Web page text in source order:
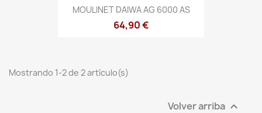
MOULINET DAIWA AG 6000 AS
64,90 €
Mostrando 1-2 de 2 artículo(s)
Volver arriba 